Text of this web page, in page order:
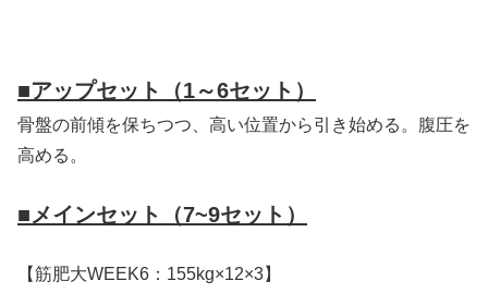
■アップセット（1～6セット）
骨盤の前傾を保ちつつ、高い位置から引き始める。腹圧を
高める。
■メインセット（7~9セット）
【筋肥大WEEK6：155kg×12×3】